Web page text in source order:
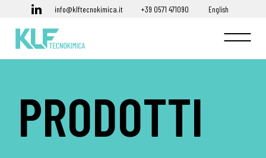
info@klftecnokimica.it +39 0571 471090 English
PRODOTTI